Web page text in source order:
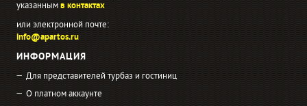
указаннымв контактах
или электронной почте:
info@apartos.ru
ИНФОРМАЦИЯ
Для представителей турбаз и гостиниц
О платном аккаунте